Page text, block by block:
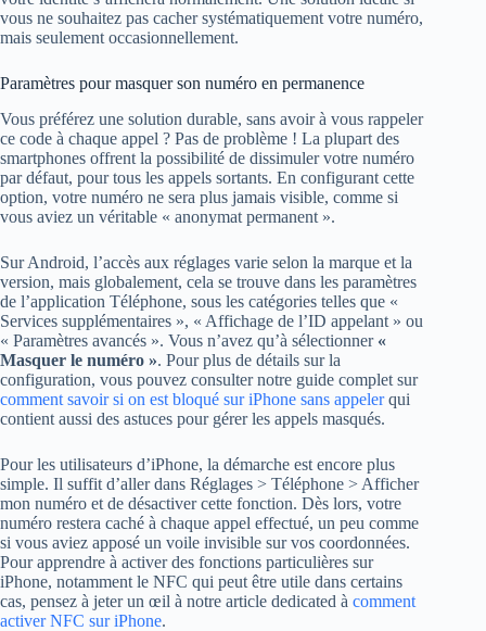
vous ne souhaitez pas cacher systématiquement votre numéro,
mais seulement occasionnellement.
Paramètres pour masquer son numéro en permanence
Vous préférez une solution durable, sans avoir à vous rappeler
ce code à chaque appel ? Pas de problème ! La plupart des
smartphones offrent la possibilité de dissimuler votre numéro
par défaut, pour tous les appels sortants. En configurant cette
option, votre numéro ne sera plus jamais visible, comme si
vous aviez un véritable « anonymat permanent ».
Sur Android, l’accès aux réglages varie selon la marque et la
version, mais globalement, cela se trouve dans les paramètres
de l’application Téléphone, sous les catégories telles que «
Services supplémentaires », « Affichage de l’ID appelant » ou
« Paramètres avancés ». Vous n’avez qu’à sélectionner «
Masquer le numéro ». Pour plus de détails sur la
configuration, vous pouvez consulter notre guide complet sur
comment savoir si on est bloqué sur iPhone sans appelerqui
contient aussi des astuces pour gérer les appels masqués.
Pour les utilisateurs d’iPhone, la démarche est encore plus
simple. Il suffit d’aller dans Réglages > Téléphone > Afficher
mon numéro et de désactiver cette fonction. Dès lors, votre
numéro restera caché à chaque appel effectué, un peu comme
si vous aviez apposé un voile invisible sur vos coordonnées.
Pour apprendre à activer des fonctions particulières sur
iPhone, notamment le NFC qui peut être utile dans certains
cas, pensez à jeter un œil à notre article dedicated à comment
activer NFC sur iPhone.